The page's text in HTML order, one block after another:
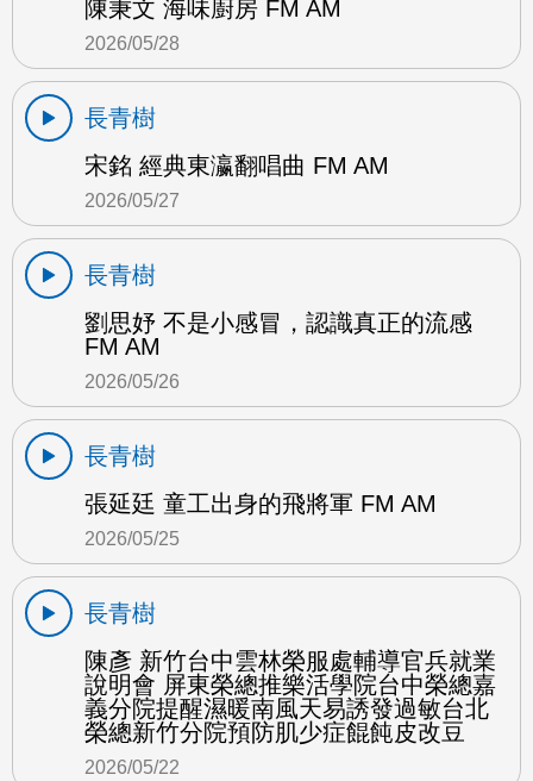
陳秉文 海味廚房 FM AM
2026/05/28
長青樹
宋銘 經典東瀛翻唱曲 FM AM
2026/05/27
長青樹
劉思妤 不是小感冒，認識真正的流感
FM AM
2026/05/26
長青樹
張延廷 童工出身的飛將軍 FM AM
2026/05/25
長青樹
陳彥 新竹台中雲林榮服處輔導官兵就業
說明會 屏東榮總推樂活學院台中榮總嘉
義分院提醒濕暖南風天易誘發過敏台北
榮總新竹分院預防肌少症餛飩皮改豆
2026/05/22